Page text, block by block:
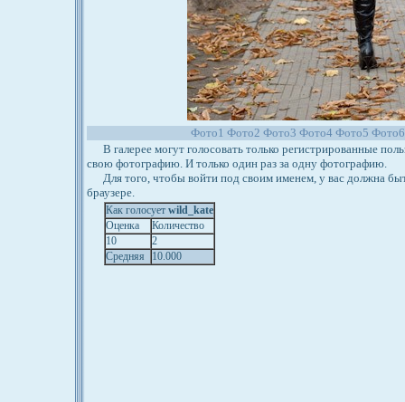
Фото1 Фото2 Фото3 Фото4 Фото5
В галерее могут голосовать только регистрированные
свою фотографию. И только один раз за одну фотографию.
Для того, чтобы войти под своим именем, у вас должна
браузере.
Как голосует wild_kate
Оценка
Количество
10
2
Средняя
10.000